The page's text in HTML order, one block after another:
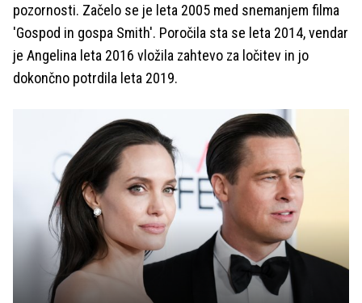
pozornosti. Začelo se je leta 2005 med snemanjem filma
'Gospod in gospa Smith'. Poročila sta se leta 2014, vendar
je Angelina leta 2016 vložila zahtevo za ločitev in jo
dokončno potrdila leta 2019.